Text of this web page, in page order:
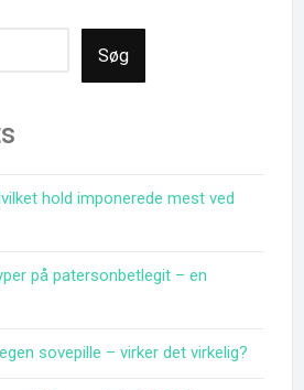
Søg
hold imponerede mest ved
på patersonbetlegit – en
sovepille – virker det virkelig?